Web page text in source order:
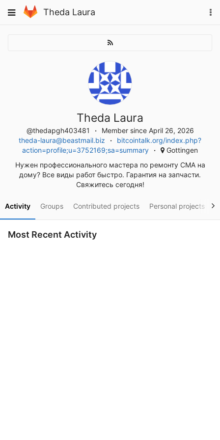
to
Toggle
Theda Laura
Theda Laura
@thedapgh403481
Member since April 26, 2026
theda-laura@beastmail.biz
bitcointalk.org/index.php?
action=profile;u=3752169;sa=summary
Gottingen
Нужен профессионального мастера по ремонту СМА на
дому? Все виды работ быстро. Гарантия на запчасти.
Свяжитесь сегодня!
Activity Groups Contributed projects Personal projects
Most Recent Activity